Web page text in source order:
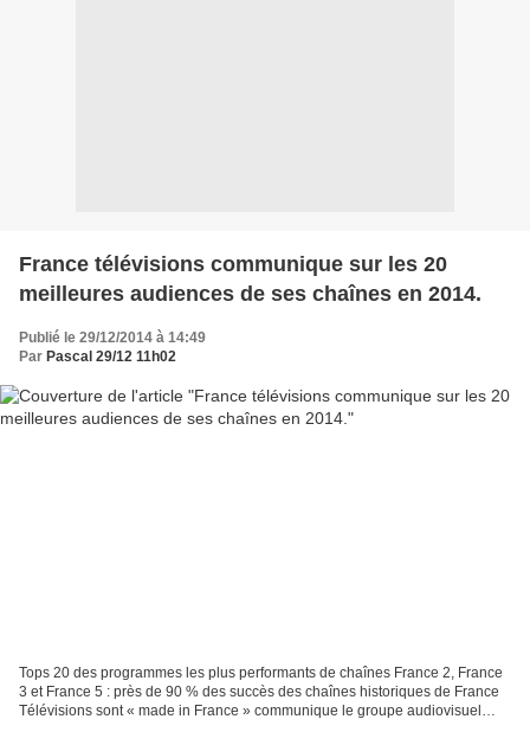
France télévisions communique sur les 20
meilleures audiences de ses chaînes en 2014.
Publié le 29/12/2014 à 14:49
Par Pascal 29/12 11h02
Tops 20 des programmes les plus performants de chaînes France 2, France
3 et France 5 : près de 90 % des succès des chaînes historiques de France
Télévisions sont « made in France » communique le groupe audiovisuel